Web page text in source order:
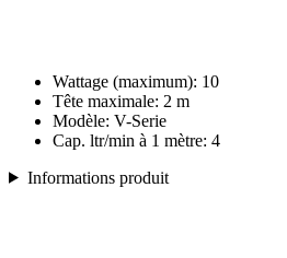
Wattage (maximum): 10
Tête maximale: 2 m
Modèle: V-Serie
Cap. ltr/min à 1 mètre: 4
Informations produit